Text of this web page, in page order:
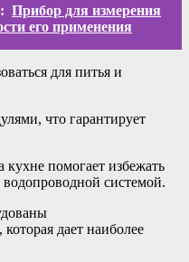
Прибор для измерения
его применения
для питья и
что гарантирует
помогает избежать
системой.
дает наиболее